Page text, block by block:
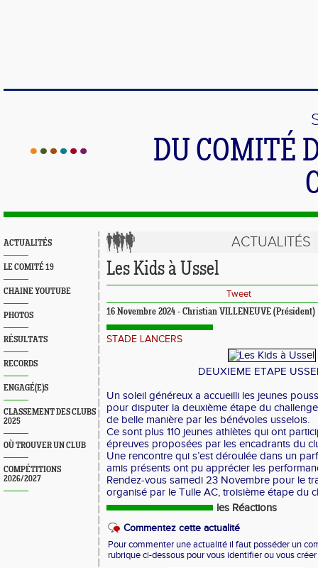
DU COMITÉ
ACTUALITÉS
LE COMITÉ 19
CHAINE YOUTUBE
PHOTOS
RÉSULTATS
RECORDS
ENGAGÉ(E)S
CLASSEMENT DES CLUBS
2025
OÙ TROUVER UN CLUB
COMPÉTITIONS
2026/2027
ACTUALITÉS
Les Kids à Ussel
Tweet
16 Novembre 2024 - Christian VILLENEUVE (Président)
STADE LANCERS
DEUXIEME ETAPE
Un soleil généreux a accueilli les jeunes
pour disputer la deuxième étape du
de belle manière par les bénévoles usselois.
Ce sont plus 110 jeunes athlètes qui ont
épreuves proposées par les encadrants du
Une rencontre qui s’est déroulée dans un
amis présents ont pu apprécier les
Rendez-vous samedi 23 Novembre pour le
organisé par le Tulle AC, troisième étape du
les Réactions
Commentez cette actualité
Pour commenter une actualité il faut posséder un
rubrique ci-dessous pour vous identifier ou vous